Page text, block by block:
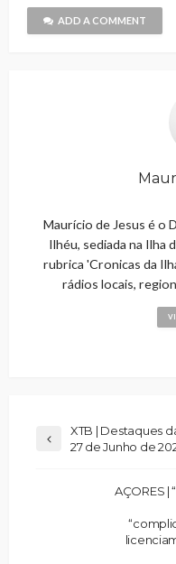
ADD A COMMENT
Maurício de Jesus é o
Ilhéu, sediada na Ilha
rubrica 'Cronicas da
rádios locais,
XTB | Destaques
27 de Junho de
AÇORES